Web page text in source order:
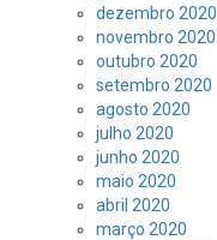
dezembro 2020
novembro 2020
outubro 2020
setembro 2020
agosto 2020
julho 2020
junho 2020
maio 2020
abril 2020
março 2020